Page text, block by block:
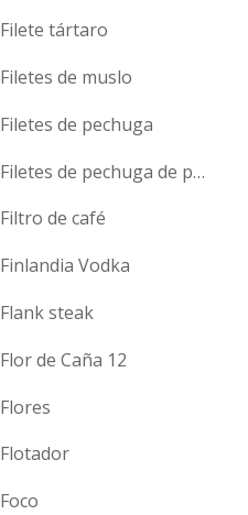
Filete tártaro
Filetes de muslo
Filetes de pechuga
Filetes de pechuga de pollo
Filtro de café
Finlandia Vodka
Flank steak
Flor de Caña 12
Flores
Flotador
Foco